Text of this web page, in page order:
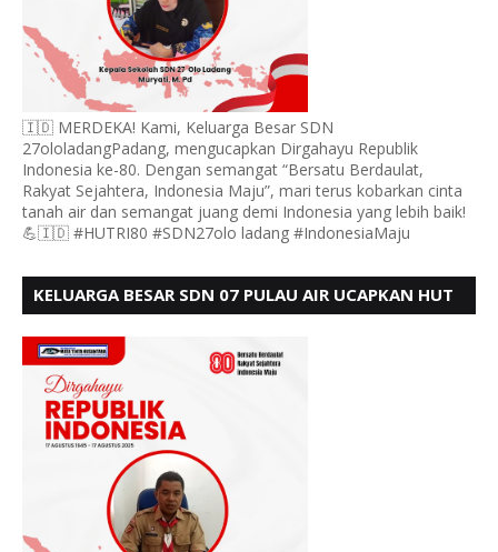
🇮🇩 MERDEKA! Kami, Keluarga Besar SDN
27ololadangPadang, mengucapkan Dirgahayu Republik
Indonesia ke-80. Dengan semangat “Bersatu Berdaulat,
Rakyat Sejahtera, Indonesia Maju”, mari terus kobarkan cinta
tanah air dan semangat juang demi Indonesia yang lebih baik!
💪🇮🇩 #HUTRI80 #SDN27olo ladang #IndonesiaMaju
KELUARGA BESAR SDN 07 PULAU AIR UCAPKAN HUT